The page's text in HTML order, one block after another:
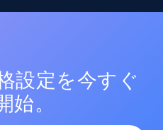
Initial price, Final
more.
ション戦術と新興トレン
チャネルで最適化し、製品
を確保します。
設定を今すぐ
始。